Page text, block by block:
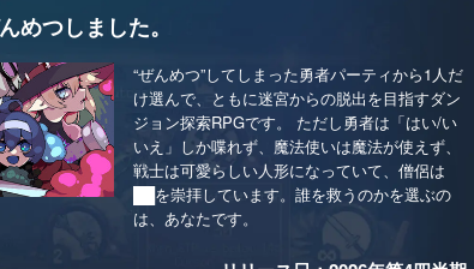
めつしました。
“ぜんめつ”してしまった勇者パーティから1人だ
け選んで、ともに迷宮からの脱出を目指すダン
ジョン探索RPGです。 ただし勇者は「はい/い
いえ」しか喋れず、魔法使いは魔法が使えず、
戦士は可愛らしい人形になっていて、僧侶は
██を崇拝しています。誰を救うのかを選ぶの
は、あなたです。